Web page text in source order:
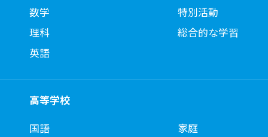
数学
理科
英語
特別活動
総合的な学習
高等学校
国語
家庭